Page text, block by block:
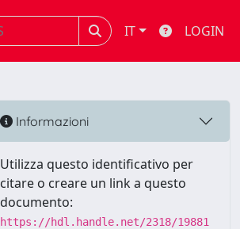
IT LOGIN
Informazioni
Utilizza questo identificativo per
citare o creare un link a questo
documento:
https://hdl.handle.net/2318/19881